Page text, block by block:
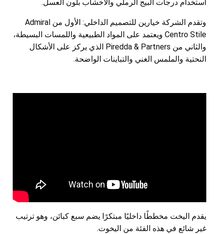
استخدام درجات البيج الرملي والأخشاب بلون العسل.
وتقدم الشركة خيارين للتصميم الداخلي: الأول من Admiral
Centro Stile ويعتمد على المواد الطبيعية واللمسات البسيطة،
والثاني من Piredda & Partners الذي يركز على الأشكال
النحتية والملمس الغني والتباينات الواضحة.
يقدم اليخت مخططًا داخليًا مبتكرًا يضم سبع كبائن، وهو ترتيب
غير شائع في هذه الفئة من اليخوت.